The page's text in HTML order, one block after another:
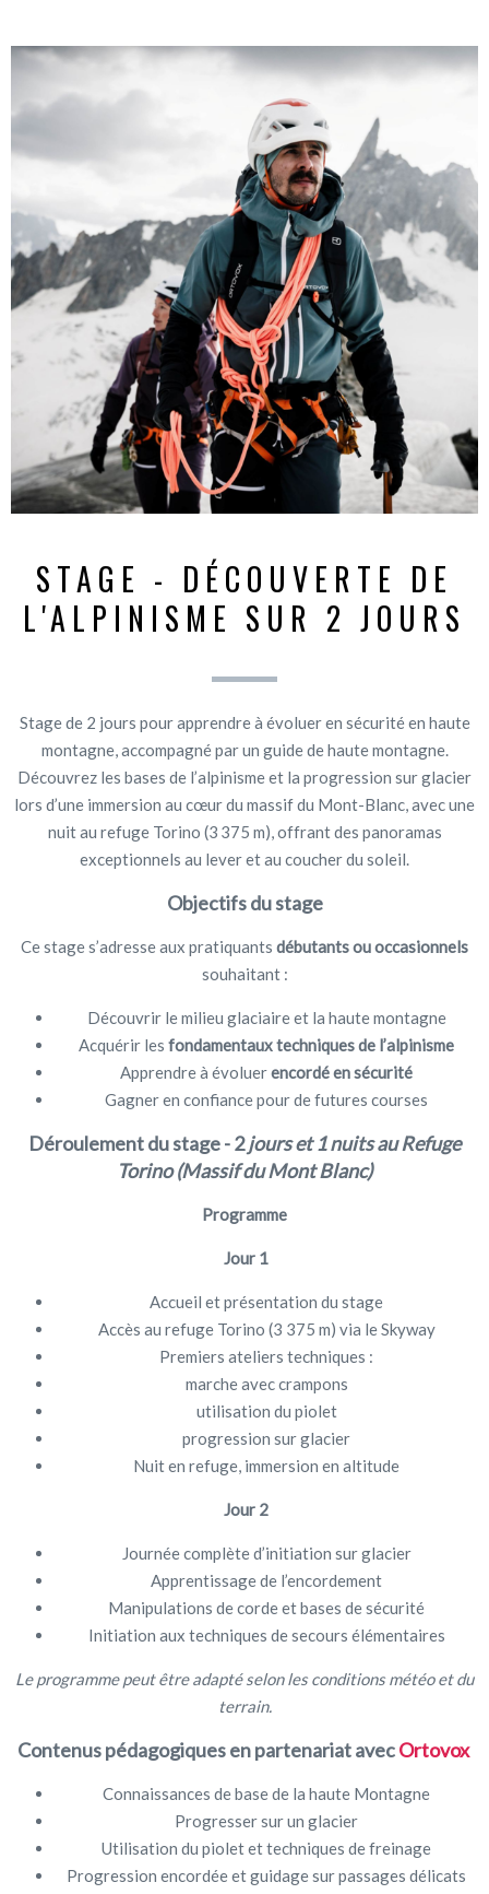
STAGE - DÉCOUVERTE DE
L'ALPINISME SUR 2 JOURS
Stage de 2 jours pour apprendre à évoluer en sécurité en haute
montagne, accompagné par un guide de haute montagne.
Découvrez les bases de l’alpinisme et la progression sur glacier
lors d’une immersion au cœur du massif du Mont-Blanc, avec une
nuit au refuge Torino (3 375 m), offrant des panoramas
exceptionnels au lever et au coucher du soleil.
Objectifs du stage
Ce stage s’adresse aux pratiquants débutants ou occasionnels
souhaitant :
Découvrir le milieu glaciaire et la haute montagne
Acquérir les fondamentaux techniques de l’alpinisme
Apprendre à évoluerencordé en sécurité
Gagner en confiance pour de futures courses
Déroulement du stage - 2jours et 1 nuits au Refuge
Torino (Massif du Mont Blanc)
Programme
Jour 1
Accueil et présentation du stage
Accès au refuge Torino (3 375 m) via le Skyway
Premiers ateliers techniques :
marche avec crampons
utilisation du piolet
progression sur glacier
Nuit en refuge, immersion en altitude
Jour 2
Journée complète d’initiation sur glacier
Apprentissage de l’encordement
Manipulations de corde et bases de sécurité
Initiation aux techniques de secours élémentaires
Le programme peut être adapté selon les conditions météo et du
terrain.
Contenus pédagogiques en partenariat avecOrtovox
Connaissances de base de la haute Montagne
Progresser sur un glacier
Utilisation du piolet et techniques de freinage
Progression encordée et guidage sur passages délicats